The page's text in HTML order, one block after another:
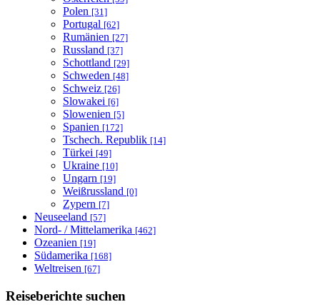
Polen [31]
Portugal [62]
Rumänien [27]
Russland [37]
Schottland [29]
Schweden [48]
Schweiz [26]
Slowakei [6]
Slowenien [5]
Spanien [172]
Tschech. Republik [14]
Türkei [49]
Ukraine [10]
Ungarn [19]
Weißrussland [0]
Zypern [7]
Neuseeland [57]
Nord- / Mittelamerika [462]
Ozeanien [19]
Südamerika [168]
Weltreisen [67]
Reiseberichte suchen